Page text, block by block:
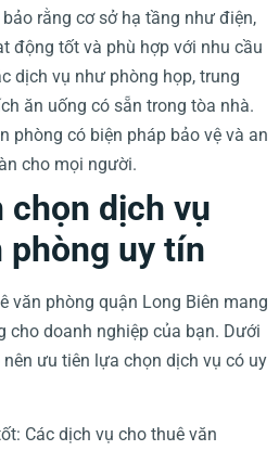
rằng cơ sở hạ tầng như điện,
động tốt và phù hợp với nhu cầu
dịch vụ như phòng họp, trung
ăn uống có sẵn trong tòa nhà.
phòng có biện pháp bảo vệ và an
cho mọi người.
chọn dịch vụ
phòng uy tín
văn phòng quận Long Biên mang
cho doanh nghiệp của bạn. Dưới
ưu tiên lựa chọn dịch vụ có uy
Các dịch vụ cho thuê văn